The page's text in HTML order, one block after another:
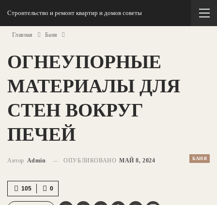
Строительство и ремонт квартир и домов советы
Главная Баня
ОГНЕУПОРНЫЕ
МАТЕРИАЛЫ ДЛЯ
СТЕН ВОКРУГ
ПЕЧЕЙ
БАНЯ
Автор Admin ОПУБЛИКОВАНО МАЙ 8, 2024
0
105